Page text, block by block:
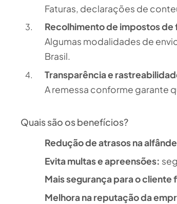
Faturas, declarações de
Recolhimento de impostos
Algumas modalidades de
Brasil.
Transparência e
A remessa conforme garante
Quais são os benefícios?
Redução de atrasos na
Evita multas e apreensões:
Mais segurança para o cliente
Melhora na reputação da